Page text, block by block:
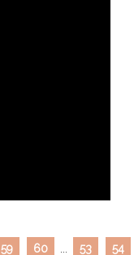
59 60 53 54